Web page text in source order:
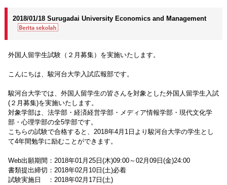
2018/01/18 Surugadai University Economics and Management
外国人留学生試験（２月募集）を実施いたします。
こんにちは、駿河台大学入試広報部です。
駿河台大学では、外国人留学生の皆さんを対象とした外国人留学生入試
(２月募集)を実施いたします。
対象学部は、法学部・経済経営学部・メディア情報学部・現代文化学
部・心理学部の全5学部です。
こちらの試験で合格すると、2018年4月1日より駿河台大学の学生とし
て4年間勉学に励むことができます。
Web出願期間：2018年01月25日(木)09:00～02月09日(金)24:00
書類提出締切：2018年02月10日(土)必着
試験実施日 ：2018年02月17日(土)